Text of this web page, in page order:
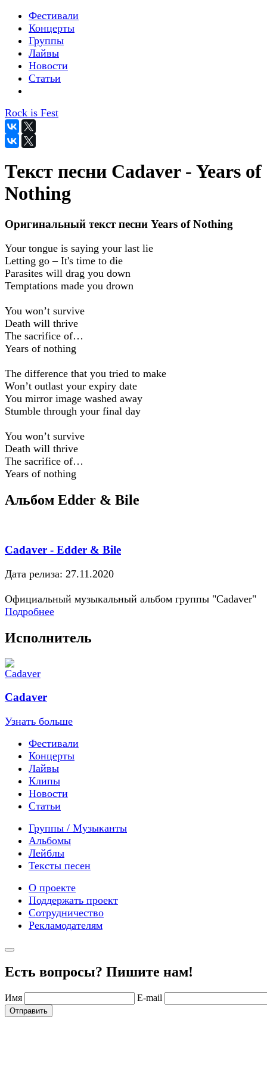
Фестивали
Концерты
Группы
Лайвы
Новости
Статьи
Rock is Fest
Текст песни Cadaver - Years of
Nothing
Оригинальный текст песни Years of Nothing
Your tongue is saying your last lie
Letting go – It's time to die
Parasites will drag you down
Temptations made you drown
You won’t survive
Death will thrive
The sacrifice of…
Years of nothing
The difference that you tried to make
Won’t outlast your expiry date
You mirror image washed away
Stumble through your final day
You won’t survive
Death will thrive
The sacrifice of…
Years of nothing
Альбом Edder & Bile
Cadaver - Edder & Bile
Дата релиза: 27.11.2020
Официальный музыкальный альбом группы "Cadaver"
Подробнее
Исполнитель
Cadaver
Узнать больше
Фестивали
Концерты
Лайвы
Клипы
Новости
Статьи
Группы / Музыканты
Альбомы
Лейблы
Тексты песен
О проекте
Поддержать проект
Сотрудничество
Рекламодателям
Есть вопросы? Пишите нам!
Имя E-mail